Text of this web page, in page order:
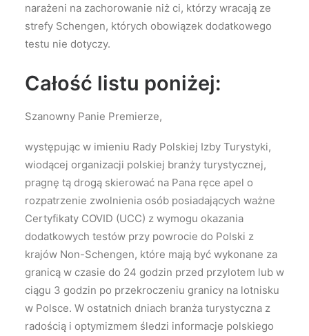
narażeni na zachorowanie niż ci, którzy wracają ze
strefy Schengen, których obowiązek dodatkowego
testu nie dotyczy.
Całość listu poniżej:
Szanowny Panie Premierze,
występując w imieniu Rady Polskiej Izby Turystyki,
wiodącej organizacji polskiej branży turystycznej,
pragnę tą drogą skierować na Pana ręce apel o
rozpatrzenie zwolnienia osób posiadających ważne
Certyfikaty COVID (UCC) z wymogu okazania
dodatkowych testów przy powrocie do Polski z
krajów Non-Schengen, które mają być wykonane za
granicą w czasie do 24 godzin przed przylotem lub w
ciągu 3 godzin po przekroczeniu granicy na lotnisku
w Polsce. W ostatnich dniach branża turystyczna z
radością i optymizmem śledzi informacje polskiego